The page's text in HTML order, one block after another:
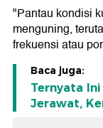
"Pantau kondisi
menguning,
frekuensi atau
Baca juga:
Ternyata
Jerawat,